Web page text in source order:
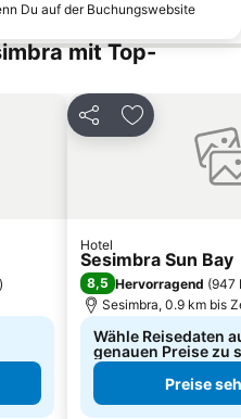
Kongresszentrum Lissabon
Carcavelos
Santa Apolónia Metro Station
Park der Nationen
Campo Pequeno Metro Station
Du auf der Buchungswebsite
mit Top-
)
Teilen Zu Favoriten
Hotel
Sesimbra Sun Bay
8,5 Hervorragend (947
Sesimbra, 0.9 km bis
Wähle Reisedaten
genauen Preise zu
Preise